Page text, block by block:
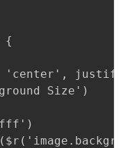
{
Size')